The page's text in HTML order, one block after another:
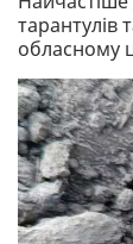
тарантулів
обласному